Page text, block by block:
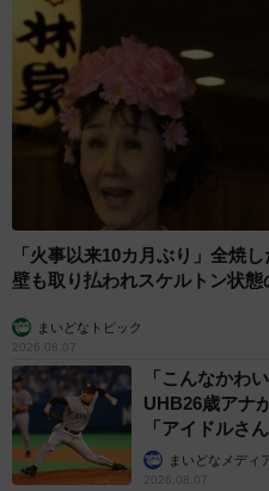
「火事以来10カ月ぶり」全焼
壁も取り払われスケルトン状態
まいどなトピック
2026.08.07
「こんなかわ
UHB26歳アナ
「アイドルさ
か」まいどなメディ
2026.08.07